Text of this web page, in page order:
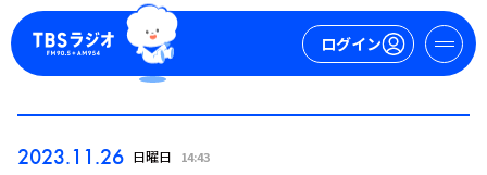
ログイン
2023.11.26 日曜日 14:43